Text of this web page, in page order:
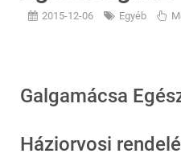
2015-12-06 Egyéb
Galgamácsa
Háziorvosi